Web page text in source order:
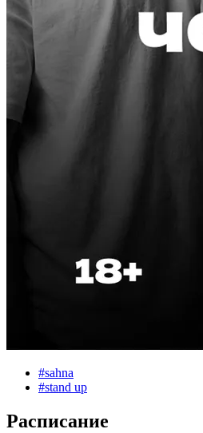
#sahna
#stand up
Расписание